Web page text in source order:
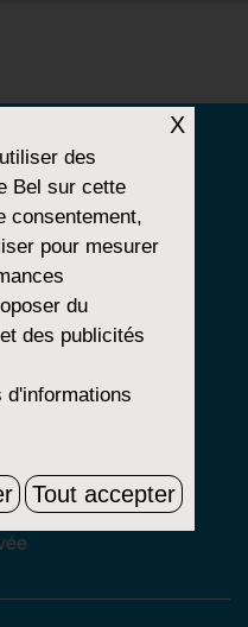
Bel
X
des
Bel sur cette
consentement,
pour mesurer
du
des publicités
d'informations
Tout accepter